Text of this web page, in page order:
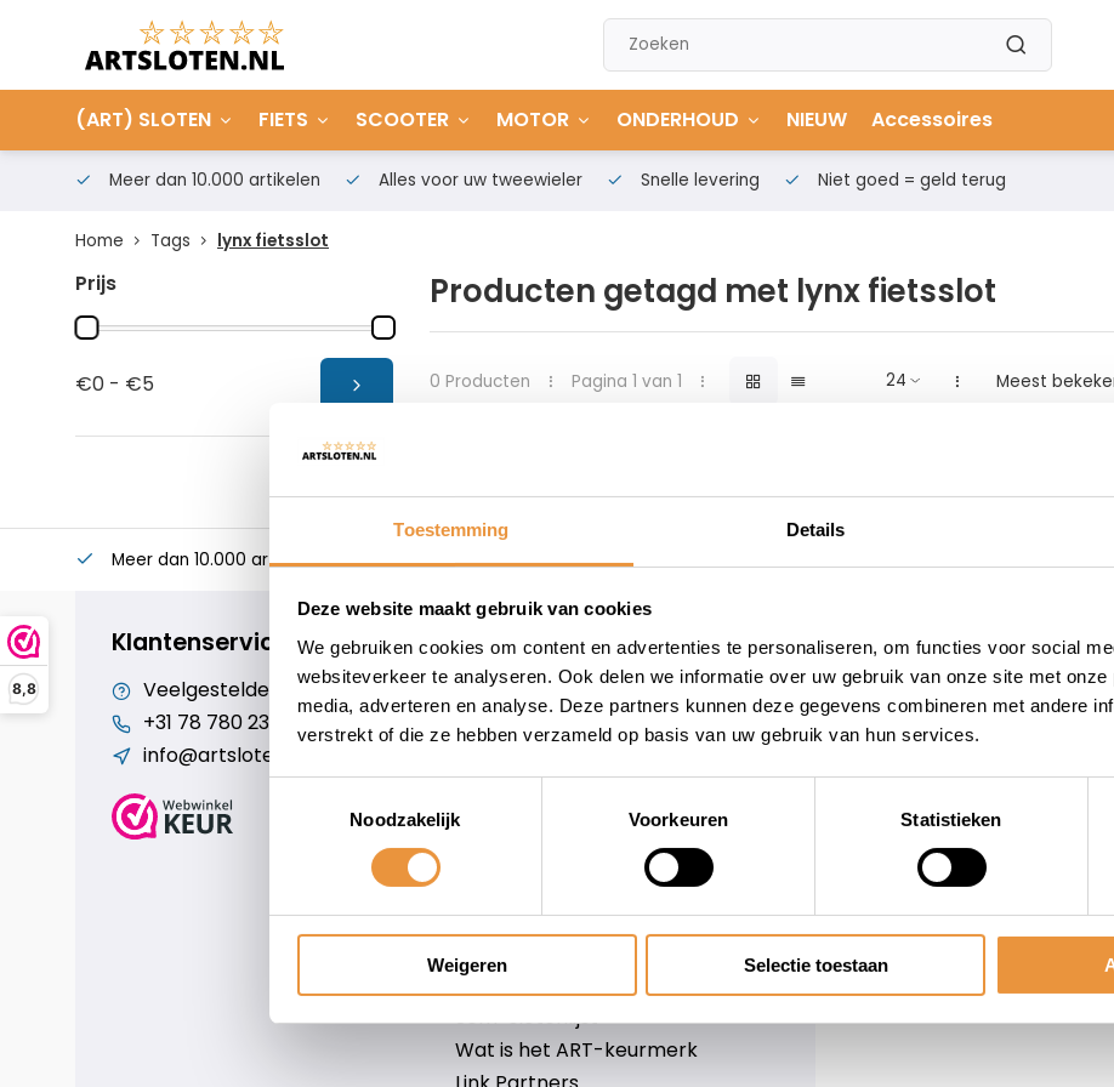
Toestemming Details
Deze website maakt gebruik van cookies
We gebruiken cookies om content en advertenties te personaliseren, om functies voor social
websiteverkeer te analyseren. Ook delen we informatie over uw gebruik van onze site met
media, adverteren en analyse. Deze partners kunnen deze gegevens combineren met andere
verstrekt of die ze hebben verzameld op basis van uw gebruik van hun services.
Noodzakelijk
Voorkeuren Statistieken
Weigeren Selectie toestaan
8,8
(ART) SLOTEN FIETS SCOOTER MOTOR ONDERHOUD NIEUW Accessoires
Meer dan 10.000 artikelen Alles voor uw tweewieler Snelle levering Niet goed = geld terug
Home Tags lynx fietsslot
Prijs
€0 - €5
Producten getagd met lynx fietsslot
0 Producten Pagina 1 van 1 Meest
Meer dan 10.000 artikelen Alles voor uw tweewieler
Klantenservice geopend
Veelgestelde vragen
+31 78 780 2330
info@artsloten.nl
Cookiebeleid
Over ons
Privacy Policy
Verzenden & retourneren
Contact
Sitemap
Art-slotenlijst
Scm-slotenlijst
Wat is het ART-keurmerk
Informatie
Over ons
Blog